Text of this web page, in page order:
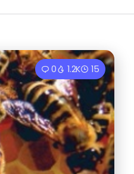
0 1.2K 15